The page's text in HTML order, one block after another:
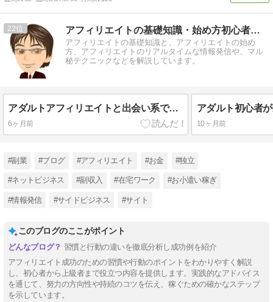
22 アフィリエイトの基礎知識・始め方初心者講座
アフィリエイトの基礎知識と、アフィリエイトの始め
方、アフィリエイトのリアルタイムな情報発信や、マル
秘テクニックなどを解説しています。
アダルトアフィリエイトと出会い系で稼ぐ別サイト運用とリライト戦略の全体像
6ヶ月前 10ヶ月前
#副業 #ブログ #アフィリエイト #お金 #独立
#ネットビジネス #副収入 #在宅ワーク #お小遣い稼ぎ
#情報発信 #サイドビジネス #サイト
このブログのここがポイント
習慣と行動の違いを徹底分析し成功例を紹介
アフィリエイト成功のための習慣や行動のポイントをわかりやすく解説
し、初心者から上級者まで役立つ内容を提供します。実践的なアドバイス
を通じて、努力の方向性や持続のコツを伝え、稼ぐための確かなステップ
を示しています。